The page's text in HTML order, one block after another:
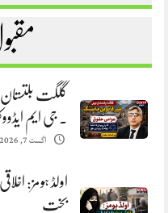
گلگت بلتستان
. جی ایم
اگست 7, 2026
اولڈ ہومز:
بخت